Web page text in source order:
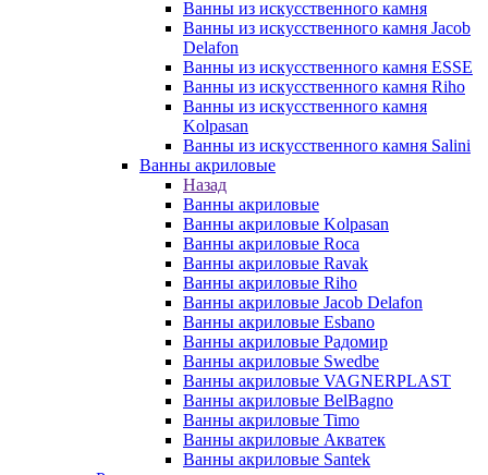
Ванны из искусственного камня
Ванны из искусственного камня Jacob
Delafon
Ванны из искусственного камня ESSE
Ванны из искусственного камня Riho
Ванны из искусственного камня
Kolpasan
Ванны из искусственного камня Salini
Ванны акриловые
Назад
Ванны акриловые
Ванны акриловые Kolpasan
Ванны акриловые Roca
Ванны акриловые Ravak
Ванны акриловые Riho
Ванны акриловые Jacob Delafon
Ванны акриловые Esbano
Ванны акриловые Радомир
Ванны акриловые Swedbe
Ванны акриловые VAGNERPLAST
Ванны акриловые BelBagno
Ванны акриловые Timo
Ванны акриловые Акватек
Ванны акриловые Santek